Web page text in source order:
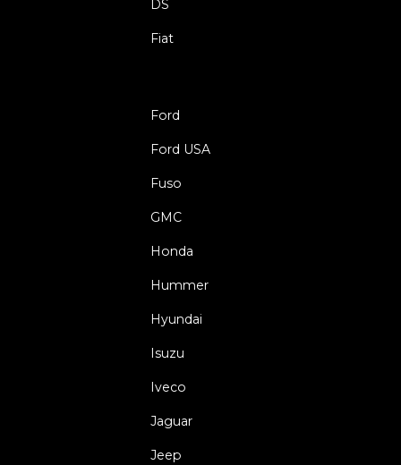
DS
Fiat
Ford
Ford USA
Fuso
GMC
Honda
Hummer
Hyundai
Isuzu
Iveco
Jaguar
Jeep